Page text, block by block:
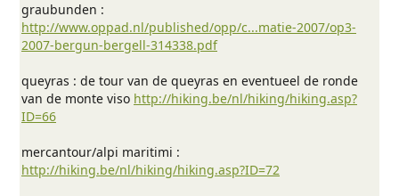
graubunden :
http://www.oppad.nl/published/opp/c...matie-2007/op3-
2007-bergun-bergell-314338.pdf
queyras : de tour van de queyras en eventueel de ronde
van de monte viso http://hiking.be/nl/hiking/hiking.asp?
ID=66
mercantour/alpi maritimi :
http://hiking.be/nl/hiking/hiking.asp?ID=72